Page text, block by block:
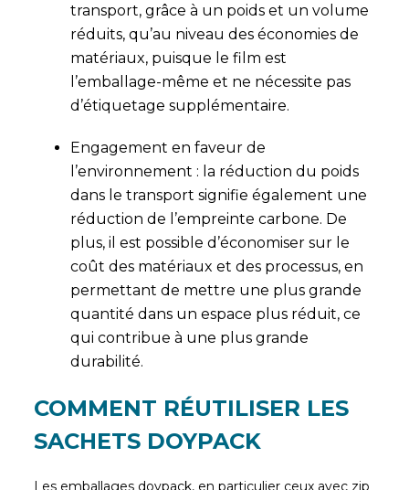
transport, grâce à un poids et un volume
réduits, qu’au niveau des économies de
matériaux, puisque le film est
l’emballage-même et ne nécessite pas
d’étiquetage supplémentaire.
Engagement en faveur de
l’environnement : la réduction du poids
dans le transport signifie également une
réduction de l’empreinte carbone. De
plus, il est possible d’économiser sur le
coût des matériaux et des processus, en
permettant de mettre une plus grande
quantité dans un espace plus réduit, ce
qui contribue à une plus grande
durabilité.
COMMENT RÉUTILISER LES
SACHETS DOYPACK
Les emballages doypack, en particulier ceux avec zip